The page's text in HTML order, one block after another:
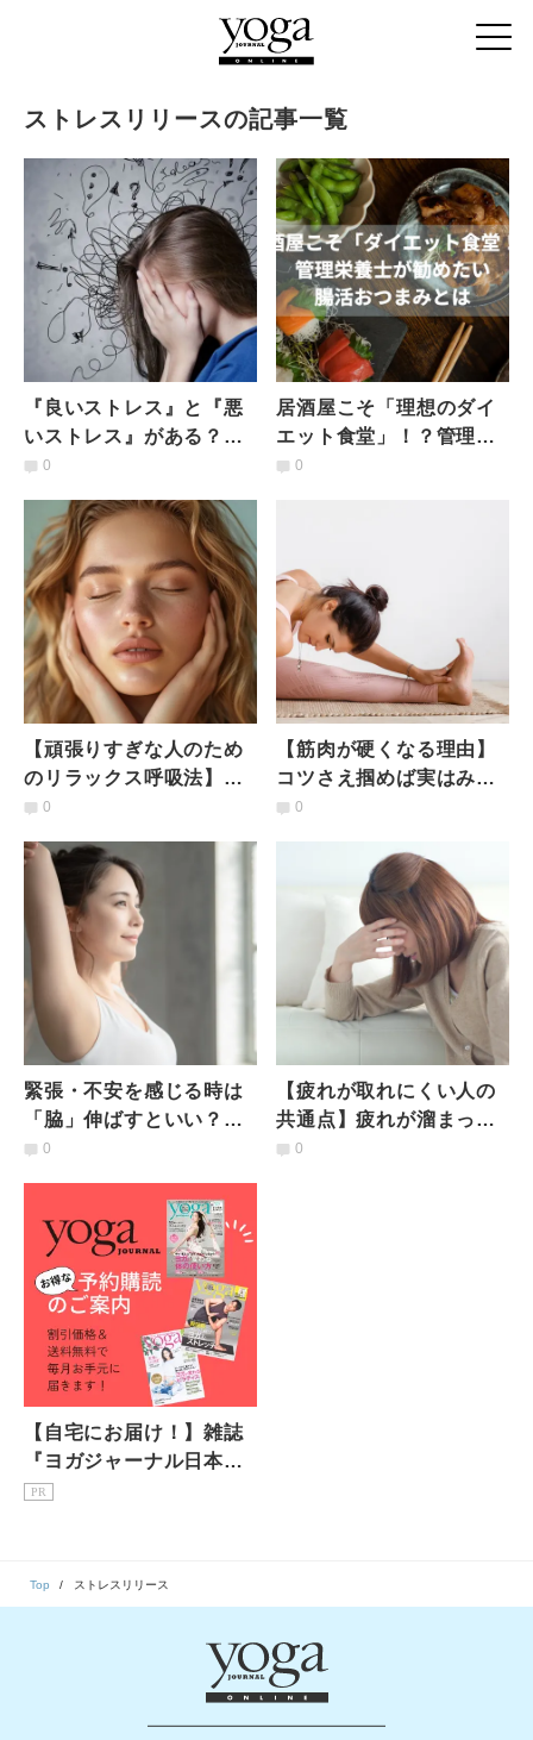
ストレスリリースの記事一覧
『良いストレス』と『悪
いストレス』がある？ス
トレスと上手に付き合う
吸法
0
居酒屋こそ「理想のダイ
エット食堂」！？管理栄
養士が居酒屋で食べてほ
0
【頑張りすぎな人のため
のリラックス呼吸法】耳
をふさいで呼吸を聞くス
0
【筋肉が硬くなる理由】
コツさえ掴めば実はみる
みる柔らかくなる！驚く
0
緊張・不安を感じる時は
「脇」伸ばすといい？春
のメンタル不調に取り入
0
【疲れが取れにくい人の
共通点】疲れが溜まって
いる人は◯◯が硬い？や
0
【自宅にお届け！】雑誌
『ヨガジャーナル日本
版』予約購読のご案内
PR
Top ストレスリリース